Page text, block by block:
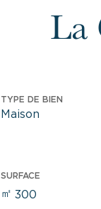
La
TYPE DE BIEN
Maison
SURFACE
㎡ 300